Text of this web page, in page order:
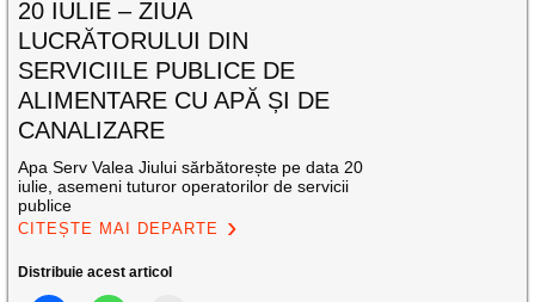
20 IULIE – ZIUA
LUCRĂTORULUI DIN
SERVICIILE PUBLICE DE
ALIMENTARE CU APĂ ȘI DE
CANALIZARE
Apa Serv Valea Jiului sărbătorește pe data 20
iulie, asemeni tuturor operatorilor de servicii
publice
CITEȘTE MAI DEPARTE
Distribuie acest articol